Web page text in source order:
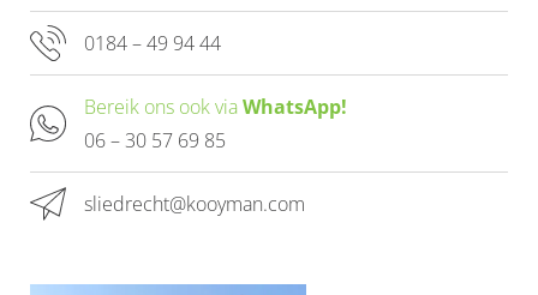
0184 – 49 94 44
Bereik ons ook viaWhatsApp!
06 – 30 57 69 85
sliedrecht@kooyman.com